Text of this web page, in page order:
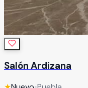
Salón Ardizana